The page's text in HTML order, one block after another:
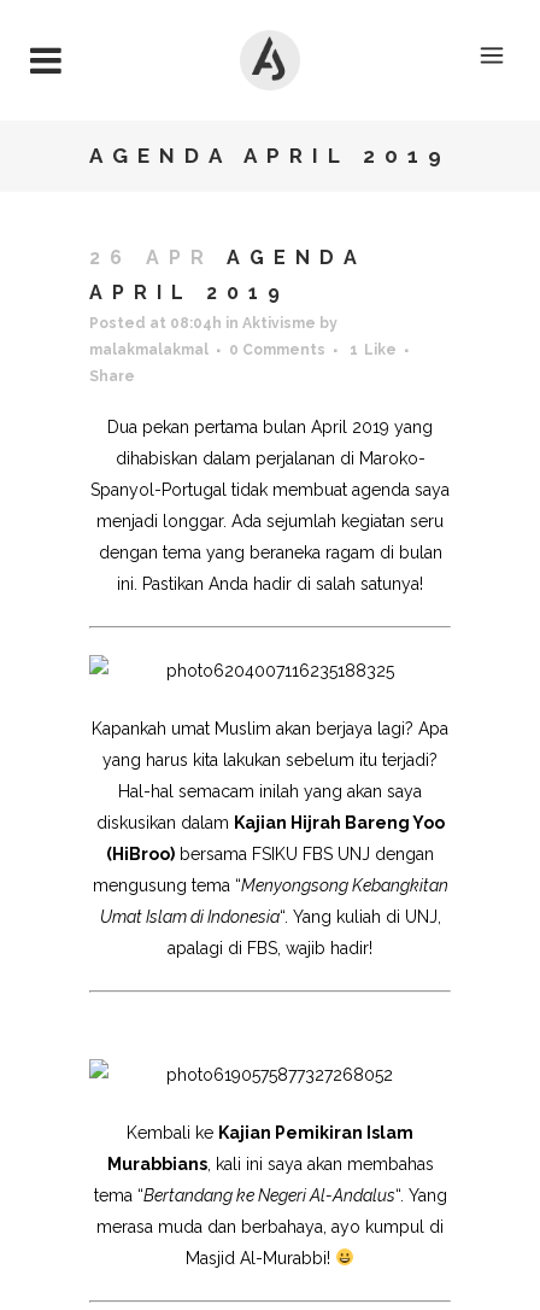
AGENDA APRIL 2019
26 APR
AGENDA
APRIL 2019
Posted at 08:04h in Aktivisme by
malakmalakmal
0 Comments 1
Like
Share
Dua pekan pertama bulan April 2019 yang
dihabiskan dalam perjalanan di Maroko-
Spanyol-Portugal tidak membuat agenda saya
menjadi longgar. Ada sejumlah kegiatan seru
dengan tema yang beraneka ragam di bulan
ini. Pastikan Anda hadir di salah satunya!
Kapankah umat Muslim akan berjaya lagi? Apa
yang harus kita lakukan sebelum itu terjadi?
Hal-hal semacam inilah yang akan saya
diskusikan dalam Kajian Hijrah Bareng Yoo
(HiBroo) bersama FSIKU FBS UNJ dengan
mengusung tema “Menyongsong Kebangkitan
Umat Islam di Indonesia“. Yang kuliah di UNJ,
apalagi di FBS, wajib hadir!
Kembali ke Kajian Pemikiran Islam
Murabbians, kali ini saya akan membahas
tema “Bertandang ke Negeri Al-Andalus“. Yang
merasa muda dan berbahaya, ayo kumpul di
Masjid Al-Murabbi!